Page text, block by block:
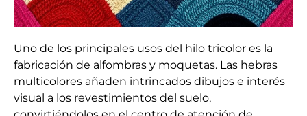
Uno de los principales usos del hilo tricolor es la
fabricación de alfombras y moquetas. Las hebras
multicolores añaden intrincados dibujos e interés
visual a los revestimientos del suelo,